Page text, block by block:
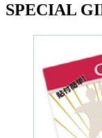
SPECIAL